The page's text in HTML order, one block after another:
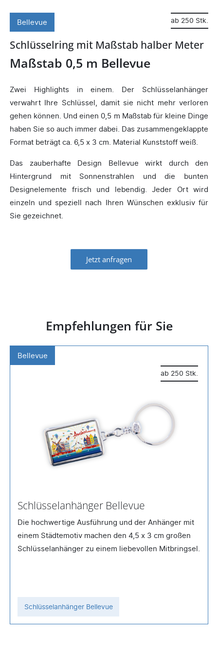
Bellevue ab 250 Stk.
Maßstab 0,5 m Bellevue
Schlüsselring mit Maßstab halber Meter
Zwei Highlights in einem. Der Schlüsselanhänger
verwahrt Ihre Schlüssel, damit sie nicht mehr verloren
gehen können. Und einen 0,5 m Maßstab für kleine Dinge
haben Sie so auch immer dabei. Das zusammengeklappte
Format beträgt ca. 6,5 x 3 cm. Material Kunststoff weiß.
Das zauberhafte Design Bellevue wirkt durch den
Hintergrund mit Sonnenstrahlen und die bunten
Designelemente frisch und lebendig. Jeder Ort wird
einzeln und speziell nach Ihren Wünschen exklusiv für
Sie gezeichnet.
Jetzt anfragen
Empfehlungen für Sie
Bellevue
ab 250 Stk.
Schlüsselanhänger Bellevue
Die hochwertige Ausführung und der Anhänger mit
einem Städtemotiv machen den 4,5 x 3 cm großen
Schlüsselanhänger zu einem liebevollen Mitbringsel.
Schlüsselanhänger Bellevue